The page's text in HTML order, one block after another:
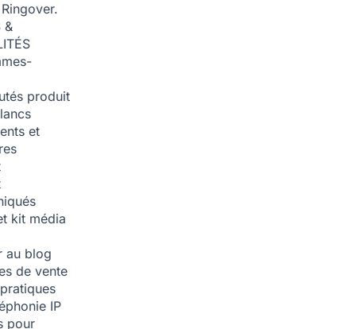
&
produit
et
kit média
au blog
de vente
IP
pour